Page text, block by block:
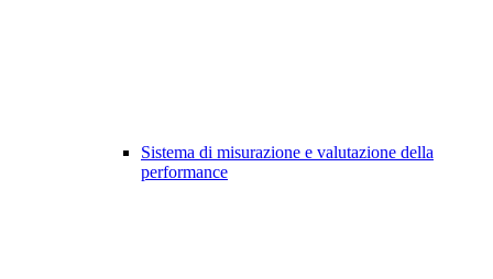
Sistema di misurazione e valutazione della
performance